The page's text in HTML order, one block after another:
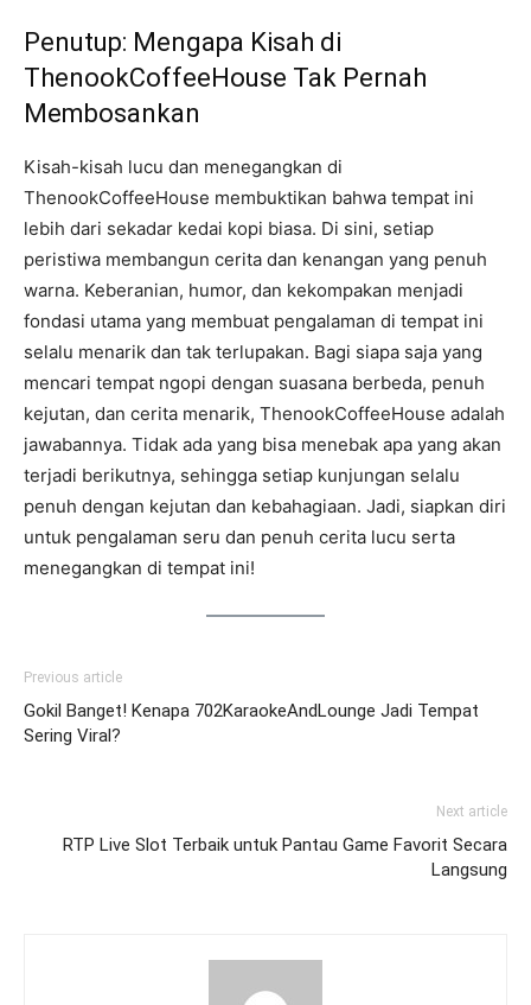
Penutup: Mengapa Kisah di
ThenookCoffeeHouse Tak Pernah
Membosankan
Kisah-kisah lucu dan menegangkan di
ThenookCoffeeHouse membuktikan bahwa tempat ini
lebih dari sekadar kedai kopi biasa. Di sini, setiap
peristiwa membangun cerita dan kenangan yang penuh
warna. Keberanian, humor, dan kekompakan menjadi
fondasi utama yang membuat pengalaman di tempat ini
selalu menarik dan tak terlupakan. Bagi siapa saja yang
mencari tempat ngopi dengan suasana berbeda, penuh
kejutan, dan cerita menarik, ThenookCoffeeHouse adalah
jawabannya. Tidak ada yang bisa menebak apa yang akan
terjadi berikutnya, sehingga setiap kunjungan selalu
penuh dengan kejutan dan kebahagiaan. Jadi, siapkan diri
untuk pengalaman seru dan penuh cerita lucu serta
menegangkan di tempat ini!
Previous article
Gokil Banget! Kenapa 702KaraokeAndLounge Jadi Tempat
Sering Viral?
Next article
RTP Live Slot Terbaik untuk Pantau Game Favorit Secara
Langsung